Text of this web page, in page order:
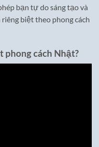
bạn tự do sáng tạo và
biệt theo phong cách
phong cách Nhật?